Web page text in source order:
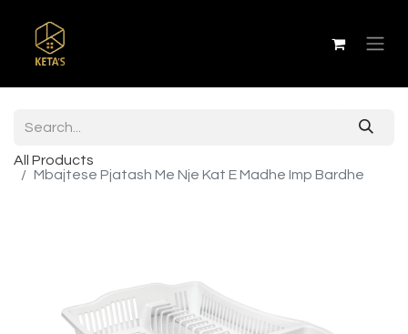
All Products
Mbajtese Pjatash Me Nje Kat E Madhe Imp Bardhe